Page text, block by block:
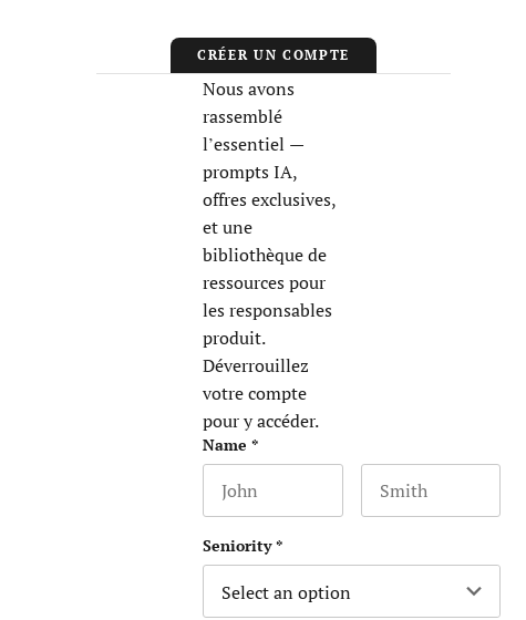
CRÉER UN COMPTE
Nous avons
rassemblé
l’essentiel —
prompts IA,
offres exclusives,
et une
bibliothèque de
ressources pour
les responsables
produit.
Déverrouillez
votre compte
pour y accéder.
Phone
This field is for validation purposes
Name *
First name
Last name
Seniority*